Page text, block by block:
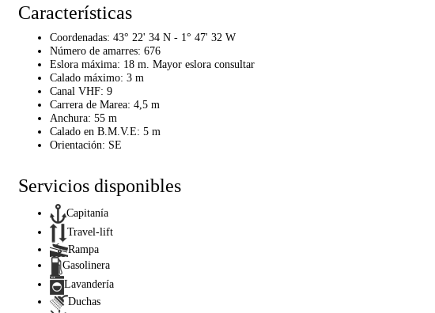
Características
Coordenadas: 43° 22' 34 N - 1° 47' 32 W
Número de amarres: 676
Eslora máxima: 18 m. Mayor eslora consultar
Calado máximo: 3 m
Canal VHF: 9
Carrera de Marea: 4,5 m
Anchura: 55 m
Calado en B.M.V.E: 5 m
Orientación: SE
Servicios disponibles
Capitanía
Travel-lift
Rampa
Gasolinera
Lavandería
Duchas